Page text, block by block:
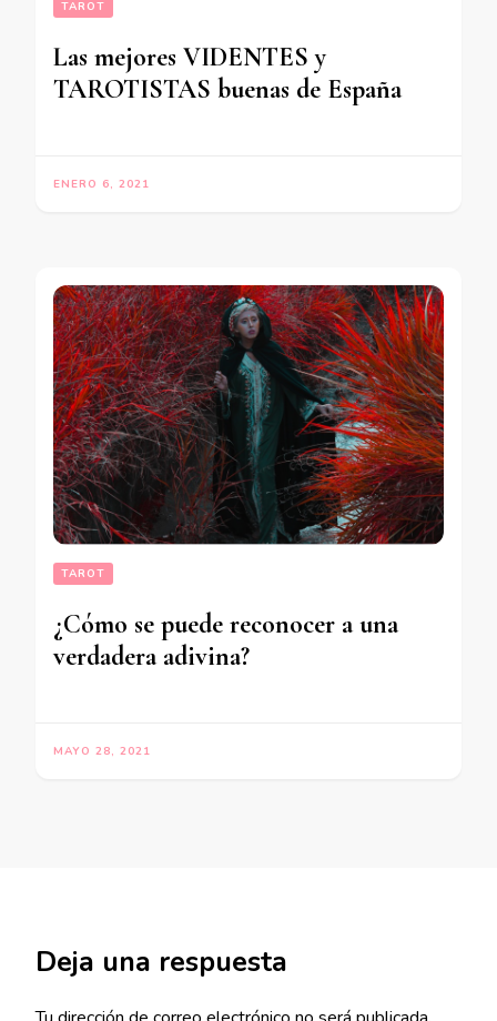
TAROT
Las mejores VIDENTES y
TAROTISTAS buenas de España
ENERO 6, 2021
TAROT
¿Cómo se puede reconocer a una
verdadera adivina?
MAYO 28, 2021
Deja una respuesta